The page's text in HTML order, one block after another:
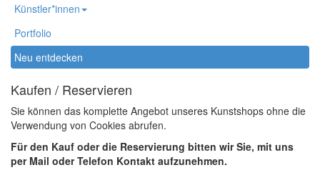
Künstler*innen
Portfolio
Neu entdecken
Kaufen / Reservieren
Sie können das komplette Angebot unseres Kunstshops ohne die
Verwendung von Cookies abrufen.
Für den Kauf oder die Reservierung bitten wir Sie, mit uns
per Mail oder Telefon Kontakt aufzunehmen.